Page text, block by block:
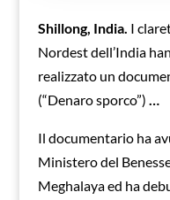
Shillong, India. I
Nordest dell’India
realizzato un
(“Denaro sporco”) …
Il documentario ha
Ministero del
Meghalaya ed ha